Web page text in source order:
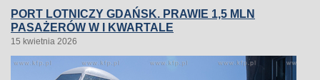
PORT LOTNICZY GDAŃSK. PRAWIE 1,5 MLN
PASAŻERÓW W I KWARTALE
15 kwietnia 2026